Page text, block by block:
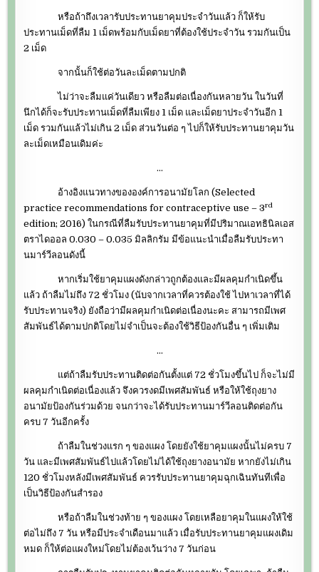
หรือถ้าถึงเวลารับประทานยาคุมประจำวันแล้ว ก็ให้รับ
ประทานเม็ดที่ลืม 1 เม็ดพร้อมกับเม็ดยาที่ต้องใช้ประจำวัน รวมกันเป็น
2 เม็ด
จากนั้นก็ใช้ต่อวันละเม็ดตามปกติ
ไม่ว่าจะลืมแค่วันเดียว หรือลืมต่อเนื่องกันหลายวัน ในวันที่
นึกได้ก็จะรับประทานเม็ดที่ลืมเพียง 1 เม็ด และเม็ดยาประจำวันอีก 1
เม็ด รวมกันแล้วไม่เกิน 2 เม็ด ส่วนวันต่อ ๆ ไปก็ให้รับประทานยาคุมวัน
ละเม็ดเหมือนเดิมค่ะ
…
อ้างอิงแนวทางขององค์การอนามัยโลก (Selected
practice recommendations for contraceptive use – 3rd
edition; 2016) ในกรณีที่ลืมรับประทานยาคุมที่มีปริมาณเอทธินิลเอส
ตราไดออล 0.030 – 0.035 มิลลิกรัม มีข้อแนะนำเมื่อลืมรับประทา
นมาร์วีลอนดังนี้
หากเริ่มใช้ยาคุมแผงดังกล่าวถูกต้องและมีผลคุมกำเนิดขึ้น
แล้ว ถ้าลืมไม่ถึง 72 ชั่วโมง (นับจากเวลาที่ควรต้องใช้ ไปหาเวลาที่ได้
รับประทานจริง) ยังถือว่ามีผลคุมกำเนิดต่อเนื่องนะคะ สามารถมีเพศ
สัมพันธ์ได้ตามปกติโดยไม่จำเป็นจะต้องใช้วิธีป้องกันอื่น ๆ เพิ่มเติม
…
แต่ถ้าลืมรับประทานติดต่อกันตั้งแต่ 72 ชั่วโมงขึ้นไป ก็จะไม่มี
ผลคุมกำเนิดต่อเนื่องแล้ว จึงควรงดมีเพศสัมพันธ์ หรือให้ใช้ถุงยาง
อนามัยป้องกันร่วมด้วย จนกว่าจะได้รับประทานมาร์วีลอนติดต่อกัน
ครบ 7 วันอีกครั้ง
ถ้าลืมในช่วงแรก ๆ ของแผง โดยยังใช้ยาคุมแผงนั้นไม่ครบ 7
วัน และมีเพศสัมพันธ์ไปแล้วโดยไม่ได้ใช้ถุงยางอนามัย หากยังไม่เกิน
120 ชั่วโมงหลังมีเพศสัมพันธ์ ควรรับประทานยาคุมฉุกเฉินทันทีเพื่อ
เป็นวิธีป้องกันสำรอง
หรือถ้าลืมในช่วงท้าย ๆ ของแผง โดยเหลือยาคุมในแผงให้ใช้
ต่อไม่ถึง 7 วัน หรือมีประจำเดือนมาแล้ว เมื่อรับประทานยาคุมแผงเดิม
หมด ก็ให้ต่อแผงใหม่โดยไม่ต้องเว้นว่าง 7 วันก่อน